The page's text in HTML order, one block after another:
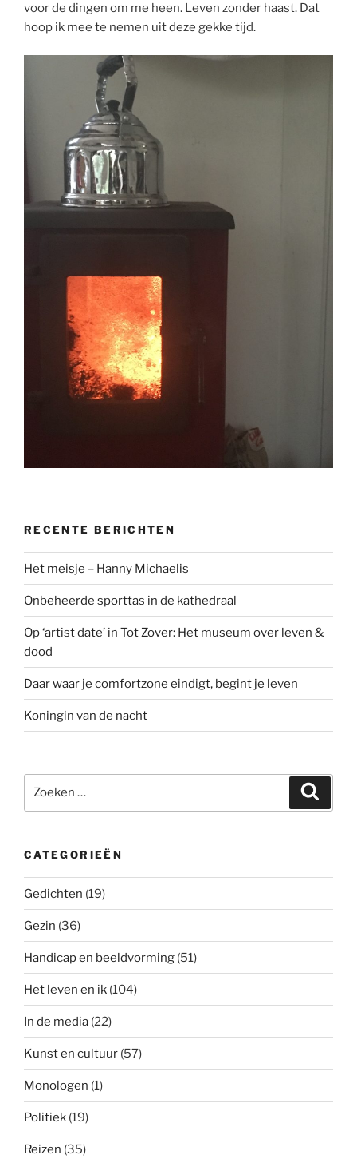
voor de dingen om me heen. Leven zonder haast. Dat
hoop ik mee te nemen uit deze gekke tijd.
RECENTE BERICHTEN
Het meisje – Hanny Michaelis
Onbeheerde sporttas in de kathedraal
Op ‘artist date’ in Tot Zover: Het museum over leven &
dood
Daar waar je comfortzone eindigt, begint je leven
Koningin van de nacht
naar:
CATEGORIEËN
Gedichten (19)
Gezin (36)
Handicap en beeldvorming (51)
Het leven en ik (104)
In de media (22)
Kunst en cultuur (57)
Monologen (1)
Politiek (19)
Reizen (35)